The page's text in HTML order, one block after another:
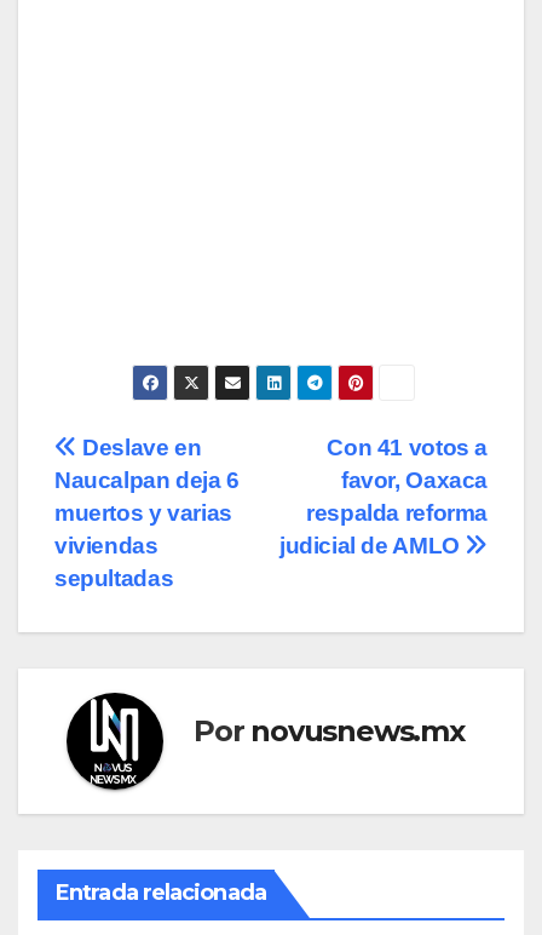
Navegación
de
entradas
Con 41 votos a
favor, Oaxaca
respalda reforma
judicial de AMLO
Deslave en
Naucalpan deja 6
muertos y varias
viviendas
sepultadas
Por novusnews.mx
Entrada relacionada